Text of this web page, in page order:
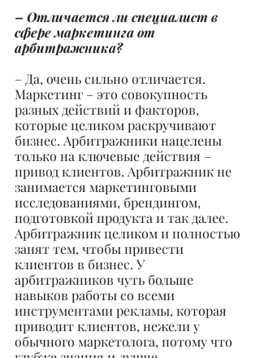
– Отличается ли специалист в
сфере маркетинга от
арбитражника?
– Да, очень сильно отличается.
Маркетинг – это совокупность
разных действий и факторов,
которые целиком раскручивают
бизнес. Арбитражники нацелены
только на ключевые действия –
привод клиентов. Арбитражник не
занимается маркетинговыми
исследованиями, брендингом,
подготовкой продукта и так далее.
Арбитражник целиком и полностью
занят тем, чтобы привести
клиентов в бизнес. У
арбитражников чуть больше
навыков работы со всеми
инструментами рекламы, которая
приводит клиентов, нежели у
обычного маркетолога, потому что